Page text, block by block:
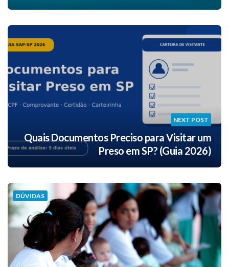
NEXT POST
Quais Documentos Preciso para Visitar um
Preso em SP? (Guia 2026)
DÚVIDAS